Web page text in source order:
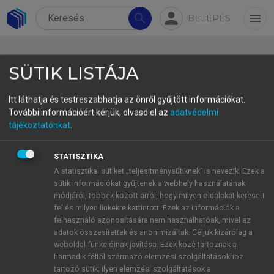
search person BELÉPÉS menu
Impresszum
A jelen digitális kiadás alapjául a 2025-ben
megjelent Általános Nyelvészeti Tanulmányok
XXXVII. Tanulmányok a történeti nyelvtudomány
köréből (Akadémiai Kiadó, Budapest) című mű
szolgált.
Főszerkesztő:
Surányi Balázs
SÜTIK LISTÁJA
Itt láthatja és testreszabhatja az önről gyűjtött információkat.
További információért kérjük, olvasd el az adatvédelmi
tájékoztatónkat.
STATISZTIKA
A statisztikai sütiket „teljesítménysütiknek” is nevezik. Ezek a
sütik információkat gyűjtenek a webhely használatának
módjáról, többek között arról, hogy milyen oldalakat keresett
fel és milyen linkekre kattintott. Ezek az információk a
felhasználó azonosítására nem használhatóak, mivel az
adatok összesítettek és anonimizáltak. Céljuk kizárólag a
weboldal funkcióinak javítása. Ezek közé tartoznak a
harmadik féltől származó elemzési szolgáltatásokhoz
tartozó sütik; ilyen elemzési szolgáltatások a